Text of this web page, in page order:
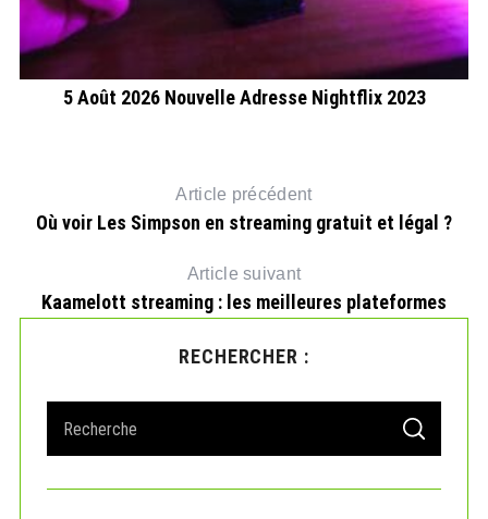
5 Août 2026 Nouvelle Adresse Nightflix 2023
Article précédent
Où voir Les Simpson en streaming gratuit et légal ?
Article suivant
Kaamelott streaming : les meilleures plateformes
RECHERCHER :
a
r
S
A
C